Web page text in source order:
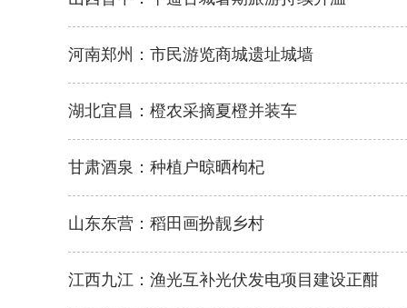
河南郑州：市民游览商城遗址城墙
湖北宜昌：橙农采摘夏橙并装车
甘肃酒泉：种植户晾晒枸杞
山东东营：稻田画扮靓乡村
江西九江：渔光互补光伏发电项目建设正酣